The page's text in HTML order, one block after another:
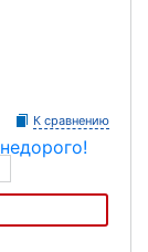
К сравнению